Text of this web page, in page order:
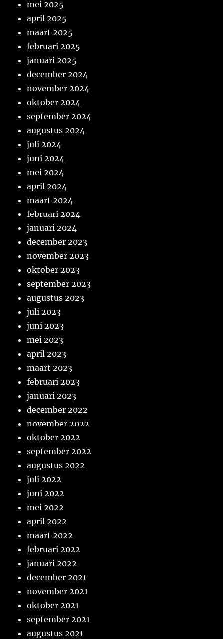
mei 2025
april 2025
maart 2025
februari 2025
januari 2025
december 2024
november 2024
oktober 2024
september 2024
augustus 2024
juli 2024
juni 2024
mei 2024
april 2024
maart 2024
februari 2024
januari 2024
december 2023
november 2023
oktober 2023
september 2023
augustus 2023
juli 2023
juni 2023
mei 2023
april 2023
maart 2023
februari 2023
januari 2023
december 2022
november 2022
oktober 2022
september 2022
augustus 2022
juli 2022
juni 2022
mei 2022
april 2022
maart 2022
februari 2022
januari 2022
december 2021
november 2021
oktober 2021
september 2021
augustus 2021